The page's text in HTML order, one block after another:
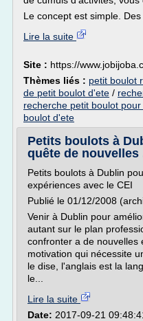
Le concept est simple. Des
Lire la suite
Site : https://
Thèmes liés : petit boulot
de petit boulot d'ete /
recherche petit boulot
boulot d'ete
Petits boulots à
quête de nouvelles
Petits boulots à Dublin
expériences avec le CEI
Publié le 01/12/2008
Venir à Dublin pour
autant sur le plan
confronter a de nouvelles
motivation qui nécessite
le dise, l'anglais est la
le...
Lire la suite
Date: 2017-09-21